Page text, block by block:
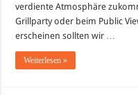
verdiente Atmosphäre
Grillparty oder beim Public
erscheinen sollten wir …
Weiterlesen »